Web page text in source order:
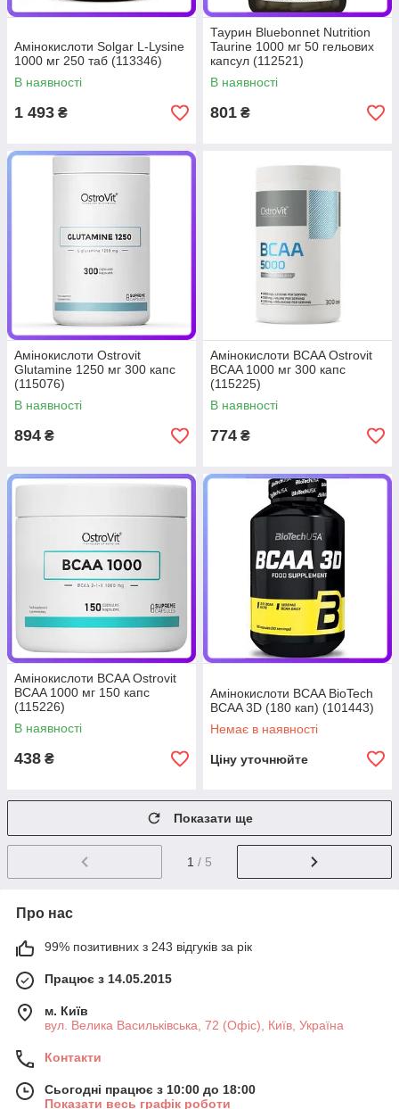
Амінокислоти Solgar L-Lysine
1000 мг 250 таб (113346)
В наявності
1 493 ₴
Таурин Bluebonnet Nutrition
Taurine 1000 мг 50 гельових
капсул (112521)
В наявності
801 ₴
Амінокислоти Ostrovit
Glutamine 1250 мг 300 капс
(115076)
В наявності
894 ₴
Амінокислоти BCAA Ostrovit
BCAA 1000 мг 300 капс
(115225)
В наявності
774 ₴
Амінокислоти BCAA Ostrovit
BCAA 1000 мг 150 капс
(115226)
В наявності
438 ₴
Амінокислоти BCAA BioTech
BCAA 3D (180 кап) (101443)
Немає в наявності
Ціну уточнюйте
Показати ще
1 / 5
Про нас
99% позитивних з 243 відгуків за рік
Працює з 14.05.2015
м. Київ
вул. Велика Васильківська, 72 (Офіс), Київ, Україна
Контакти
Сьогодні працює з 10:00 до 18:00
Показати весь графік роботи